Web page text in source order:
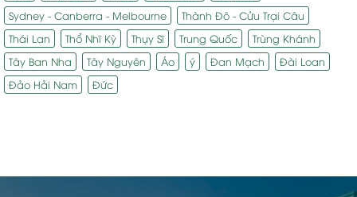
Sydney - Canberra - Melbourne
Thành Đô - Cửu Trại Câu
Thái Lan
Thổ Nhĩ Kỳ Thụy Sĩ Trung Quốc
Trùng Khánh
Tây Ban Nha
Tây Nguyên Áo ý Đan Mạch
Đài Loan
Đảo Hải Nam
Đức